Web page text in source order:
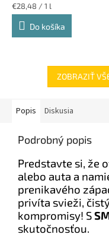
Jednotková
cena:
€28,48 / 1 l
Do košíka
ZOBRAZIŤ
Popis Diskusia
Podrobný popis
Predstavte si, že
alebo auta a
prenikavého
privíta svieži,
kompromisy! S
skutočnosťou.